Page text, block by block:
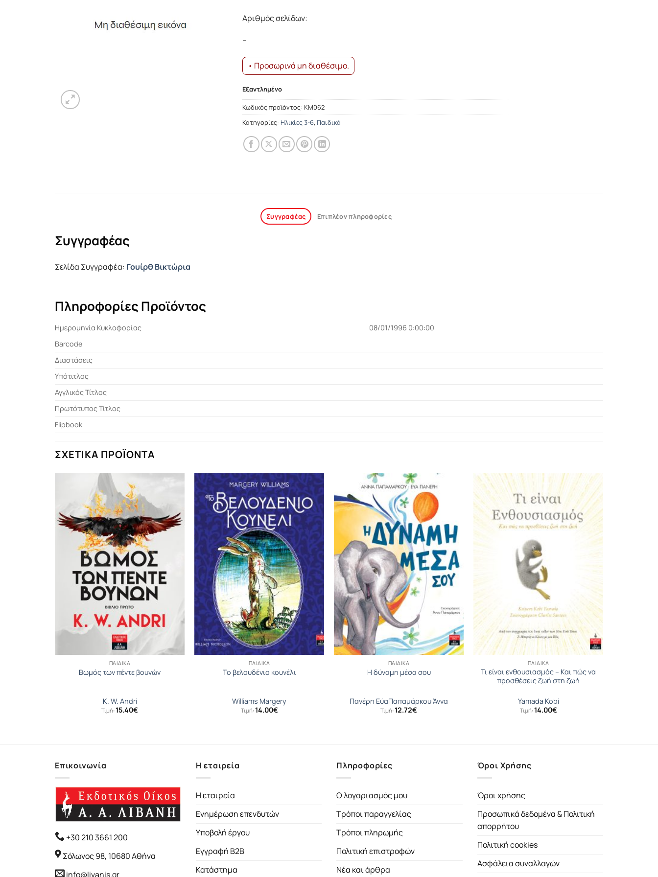
14.27€.
Αριθμός σελίδων:
–
• Προσωρινά μη διαθέσιμο.
Εξαντλημένο
Κωδικός προϊόντος:ΚΜ062
Κατηγορίες: Ηλικίες 3-6, Παιδικά
Συγγραφέας Επιπλέον πληροφορίες
Συγγραφέας
Σελίδα Συγγραφέα: Γουίρθ Βικτώρια
Πληροφορίες Προϊόντος
Ημερομηνία Κυκλοφορίας
08/01/1996 0:00:00
Barcode
Διαστάσεις
Υπότιτλος
Αγγλικός Τίτλος
Πρωτότυπος Τίτλος
Flipbook
ΣΧΕΤΙΚΆ ΠΡΟΪΌΝΤΑ
ΠΑΙΔΙΚΆ
Βωμός των πέντε βουνών
K. W. Andri
Τιμή:15.40€
ΠΑΙΔΙΚΆ
Το βελουδένιο κουνέλι
Williams Margery
Τιμή:14.00€
ΠΑΙΔΙΚΆ
Η δύναμη μέσα σου
Πανέρη ΕύαΠαπαμάρκου Άννα
Τιμή:12.72€
ΠΑΙΔΙΚΆ
Τι είναι ενθουσιασμός – Και πώς να
προσθέσεις ζωή στη ζωή
Yamada Kobi
Τιμή:14.00€
Επικοινωνία
+30 210 3661 200
Σόλωνος 98, 10680 Αθήνα
info@livanis.gr
Η εταιρεία
Η εταιρεία
Ενημέρωση επενδυτών
Υποβολή έργου
Εγγραφή B2B
Κατάστημα
Πληροφορίες
Ο λογαριασμός μου
Τρόποι παραγγελίας
Τρόποι πληρωμής
Πολιτική επιστροφών
Νέα και άρθρα
Όροι Χρήσης
Όροι χρήσης
Προσωπικά δεδομένα & Πολιτική
απορρήτου
Πολιτική cookies
Ασφάλεια συναλλαγών